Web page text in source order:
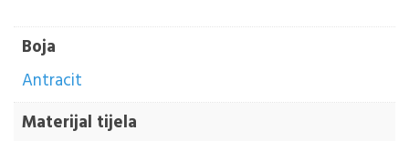
Boja
Antracit
Materijal tijela